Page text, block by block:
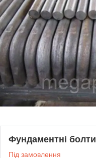
Фундаментні болти
Під замовлення